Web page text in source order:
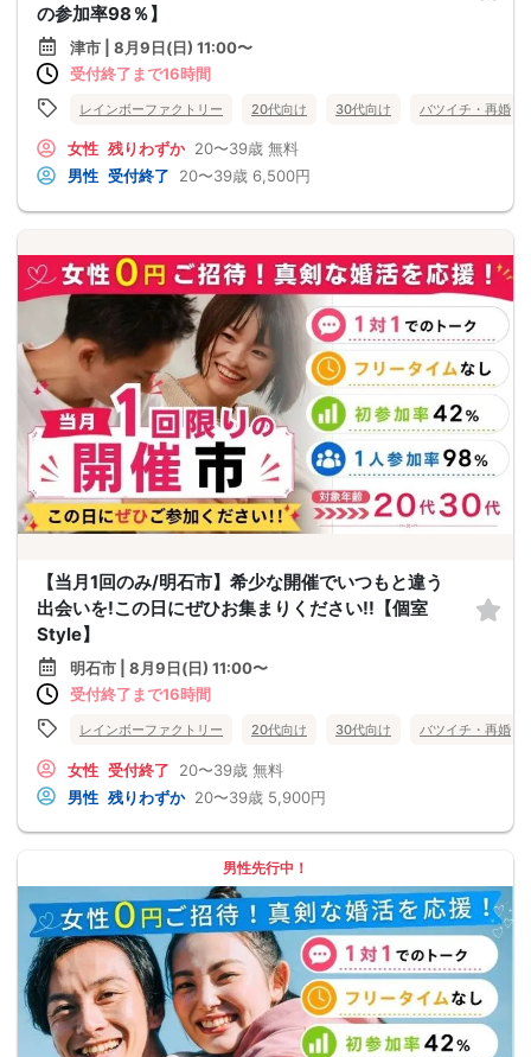
の参加率98％】
津市 | 8月9日(日) 11:00〜
受付終了まで16時間
レインボーファクトリー 20代向け 30代向け バツイチ・再婚
女性 残りわずか 20〜39歳 無料
男性 受付終了 20〜39歳 6,500円
【当月1回のみ/明石市】希少な開催でいつもと違う
出会いを!この日にぜひお集まりください!!【個室
Style】
明石市 | 8月9日(日) 11:00〜
受付終了まで16時間
レインボーファクトリー 20代向け 30代向け バツイチ・再婚
女性 受付終了 20〜39歳 無料
男性 残りわずか 20〜39歳 5,900円
男性先行中！